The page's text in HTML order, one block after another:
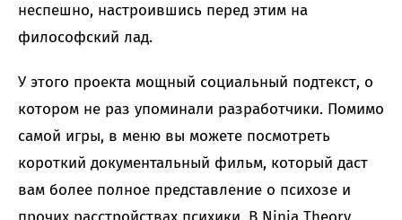
неспешно, настроившись перед этим на
философский лад.
У этого проекта мощный социальный подтекст, о
котором не раз упоминали разработчики. Помимо
самой игры, в меню вы можете посмотреть
короткий документальный фильм, который даст
вам более полное представление о психозе и